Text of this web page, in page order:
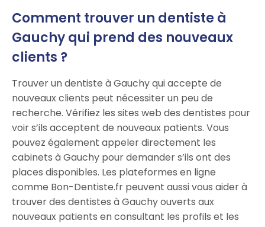
Comment trouver un dentiste à
Gauchy qui prend des nouveaux
clients ?
Trouver un dentiste à Gauchy qui accepte de
nouveaux clients peut nécessiter un peu de
recherche. Vérifiez les sites web des dentistes pour
voir s’ils acceptent de nouveaux patients. Vous
pouvez également appeler directement les
cabinets à Gauchy pour demander s’ils ont des
places disponibles. Les plateformes en ligne
comme Bon-Dentiste.fr peuvent aussi vous aider à
trouver des dentistes à Gauchy ouverts aux
nouveaux patients en consultant les profils et les